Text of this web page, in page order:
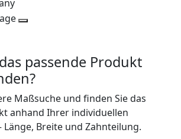
passende Produkt
Maßsuche und finden Sie das
anhand Ihrer individuellen
Länge, Breite und Zahnteilung.